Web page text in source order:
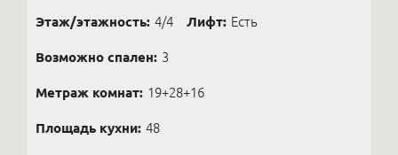
Этаж/этажность: 4/4 Лифт: Есть
Возможно спален: 3
Метраж комнат: 19+28+16
Площадь кухни: 48